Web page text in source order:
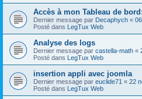
Accès à mon Tableau de
Dernier message par Decaphych «
Posté dans LegTux Web
Analyse des logs
Dernier message par castella-math «
Posté dans LegTux Web
insertion appli avec joomla
Dernier message par euclide71 « 22
Posté dans LegTux Web